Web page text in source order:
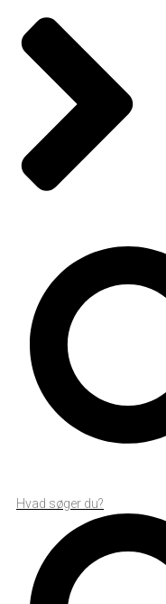
Hvad søger du?